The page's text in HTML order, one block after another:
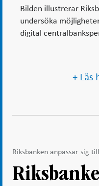
Bilden illustrerar
undersöka
digital
+ Läs
Riksbanken anpassar sig